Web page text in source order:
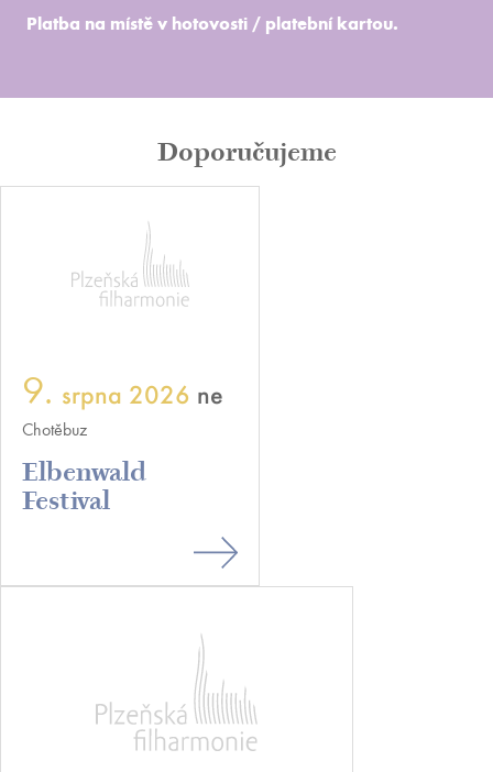
Platba na místě v hotovosti / platební kartou.
Doporučujeme
Elbenwald
Festival
9. srpna 2026 ne
Chotěbuz